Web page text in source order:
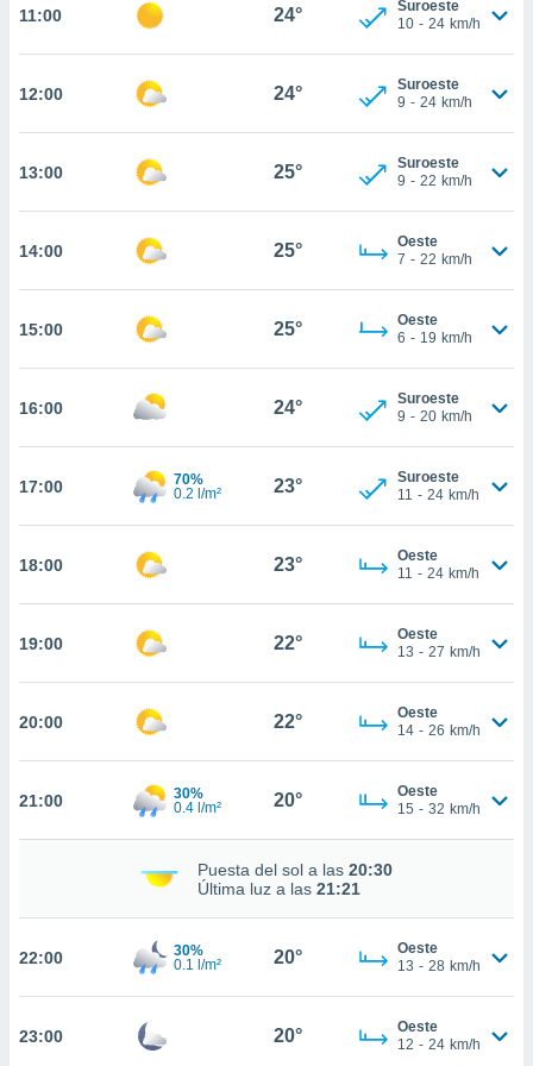
se
o
Puedes
acceder a
únicos
este sitio
de
posible
a lo que
su
11:00 24°
Suroeste
10 - 24 km/h
12:00 24°
Suroeste
9 - 24 km/h
13:00 25°
Suroeste
9 - 22 km/h
14:00 25°
Oeste
7 - 22 km/h
15:00 25°
Oeste
6 - 19 km/h
16:00 24°
Suroeste
9 - 20 km/h
17:00
70%
0.2 l/m²
23°
Suroeste
11 - 24 km/h
18:00 23°
Oeste
11 - 24 km/h
19:00 22°
Oeste
13 - 27 km/h
20:00 22°
Oeste
14 - 26 km/h
21:00
30%
0.4 l/m²
20°
Oeste
15 - 32 km/h
Puesta del sol a las 20:30
Última luz a las 21:21
22:00
30%
0.1 l/m²
20°
Oeste
13 - 28 km/h
23:00 20°
Oeste
12 - 24 km/h